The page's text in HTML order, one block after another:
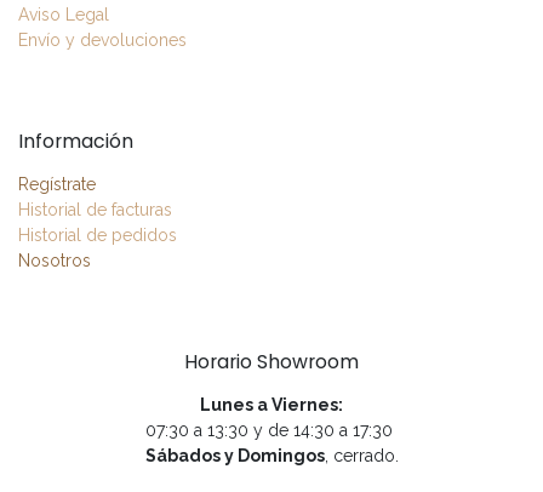
Aviso Legal
Envío y devoluciones
Información
Regístrate
Historial de facturas
Historial de pedidos
Nosotros
Horario Showroom
Lunes a Viernes:
07:30 a 13:30 y de 14:30 a 17:30
Sábados y Domingos, cerrado.